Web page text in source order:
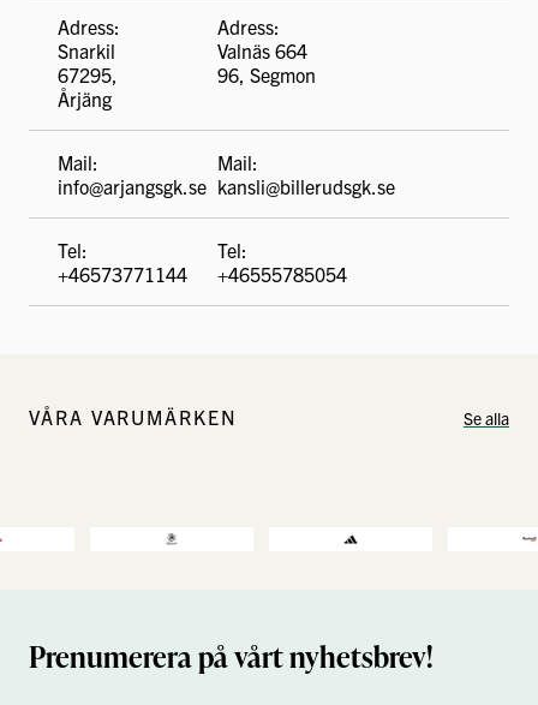
Adress:
Snarkil
67295,
Årjäng
Adress:
Valnäs 664
96, Segmon
Mail:
info@arjangsgk.se
Mail:
kansli@billerudsgk.se
Tel:
+46573771144
Tel:
+46555785054
VÅRA VARUMÄRKEN Se alla
Prenumerera på vårt nyhetsbrev!